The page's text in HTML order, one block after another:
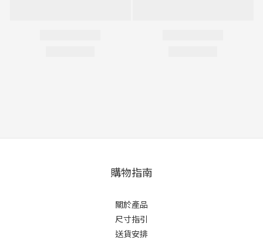
購物指南
關於產品
尺寸指引
送貨安排